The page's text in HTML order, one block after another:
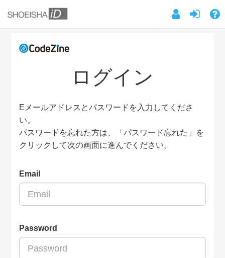
ログイン
Eメールアドレスとパスワードを入力してくださ
い。
パスワードを忘れた方は、「パスワード忘れた」を
クリックして次の画面に進んでください。
Email
Password